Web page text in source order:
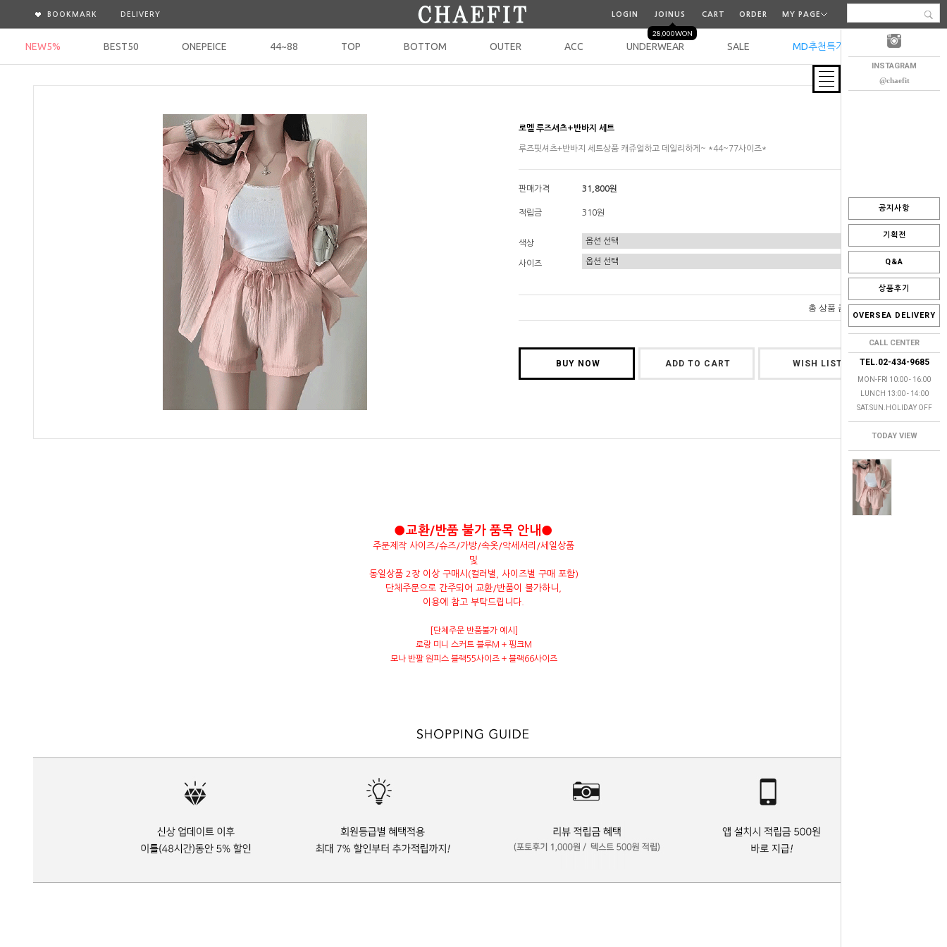
INSTAGRAM
@chaefit
공지사항
기획전
Q&A
상품후기
OVERSEA DELIVERY
CALL CENTER
TEL.02-434-9685
MON-FRI 10:00 - 16:00
LUNCH 13:00 - 14:00
SAT.SUN.HOLIDAY OFF
TODAY VIEW
BOOKMARK DELIVERY LOGIN JOINUS
28,000WON
CART ORDER MY PAGE
NEW5% BEST50 ONEPEICE 44~88 TOP BOTTOM OUTER ACC UNDERWEAR SALE MD추천특가 오늘출발
로멜 루즈셔츠+반바지 세트
루즈핏셔츠+반바지 세트상품 캐쥬얼하고 데일리하게~ *44~77사이즈*
판매가격 31,800원
적립금 310원
색상
사이즈
총 상품 금액 0 원
BUY NOW ADD TO CART WISH LIST
●교환/반품 불가 품목 안내●
주문제작 사이즈/슈즈/가방/속옷/악세서리/세일상품
및
동일상품 2장 이상 구매시(컬러별, 사이즈별 구매 포함)
단체주문으로 간주되어 교환/반품이 불가하니,
이용에 참고 부탁드립니다.
[단체주문 반품불가 예시]
로랑 미니 스커트 블루M + 핑크M
모나 반팔 원피스 블랙55사이즈 + 블랙66사이즈